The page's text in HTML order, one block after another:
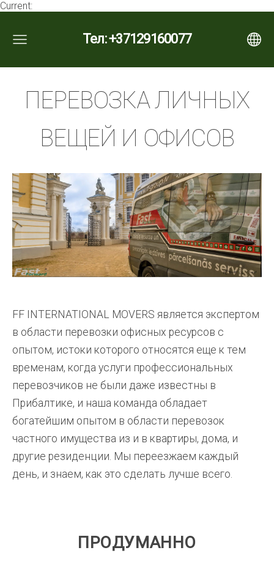
Current:
Тел: +37129160077
ПЕРЕВОЗКА ЛИЧНЫХ
ВЕЩЕЙ И ОФИСОВ
FF INTERNATIONAL MOVERS является экспертом
в области перевозки офисных ресурсов с
опытом, истоки которого относятся еще к тем
временам, когда услуги профессиональных
перевозчиков не были даже известны в
Прибалтике, и наша команда обладает
богатейшим опытом в области перевозок
частного имущества из и в квартиры, дома, и
другие резиденции. Мы переезжаем каждый
день, и знаем, как это сделать лучше всего.
ПРОДУМАННО